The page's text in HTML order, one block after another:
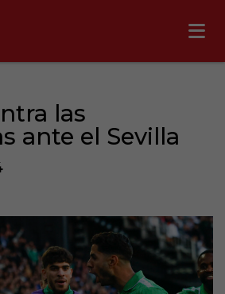
las
ante el Sevilla